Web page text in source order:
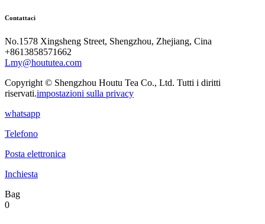
Contattaci
No.1578 Xingsheng Street, Shengzhou, Zhejiang, Cina
+8613858571662
Lmy@hoututea.com
Copyright © Shengzhou Houtu Tea Co., Ltd. Tutti i diritti
riservati.impostazioni sulla privacy
whatsapp
Telefono
Posta elettronica
Inchiesta
Bag
0